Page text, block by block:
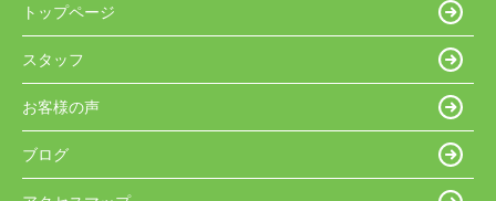
トップページ
スタッフ
お客様の声
ブログ